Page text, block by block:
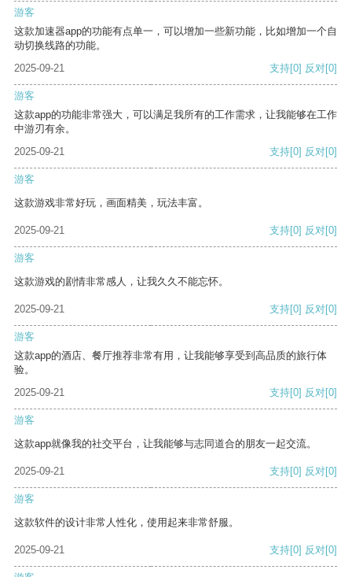
游客
这款加速器app的功能有点单一，可以增加一些新功能，比如增加一个自
动切换线路的功能。
2025-09-21
支持[0] 反对[0]
游客
这款app的功能非常强大，可以满足我所有的工作需求，让我能够在工作
中游刃有余。
2025-09-21
支持[0] 反对[0]
游客
这款游戏非常好玩，画面精美，玩法丰富。
2025-09-21 支持[0] 反对[0]
游客
这款游戏的剧情非常感人，让我久久不能忘怀。
2025-09-21 支持[0] 反对[0]
游客
这款app的酒店、餐厅推荐非常有用，让我能够享受到高品质的旅行体
验。
2025-09-21
支持[0] 反对[0]
游客
这款app就像我的社交平台，让我能够与志同道合的朋友一起交流。
2025-09-21 支持[0] 反对[0]
游客
这款软件的设计非常人性化，使用起来非常舒服。
2025-09-21 支持[0] 反对[0]